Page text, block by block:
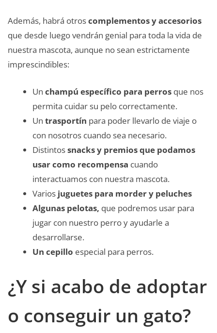
Además, habrá otroscomplementos y accesorios
que desde luego vendrán genial para toda la vida de
nuestra mascota, aunque no sean estrictamente
imprescindibles:
Un champú específico para perros que nos
permita cuidar su pelo correctamente.
Un trasportín para poder llevarlo de viaje o
con nosotros cuando sea necesario.
Distintossnacks y premios que podamos
usar como recompensa cuando
interactuamos con nuestra mascota.
Varios juguetes para morder y peluches
Algunas pelotas, que podremos usar para
jugar con nuestro perro y ayudarle a
desarrollarse.
Un cepillo especial para perros.
¿Y si acabo de adoptar
o conseguir un gato?